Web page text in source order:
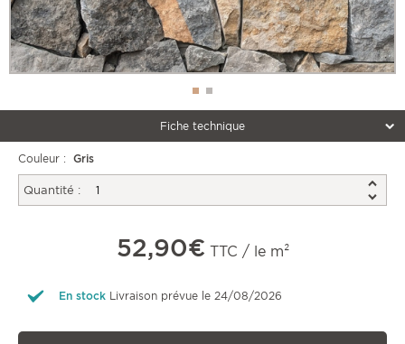
Fiche technique
Couleur : Gris
Quantité :
52,90€ TTC / le m²
En stock Livraison prévue le 24/08/2026